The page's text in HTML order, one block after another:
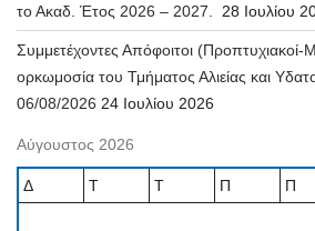
το Ακαδ. Έτος 2026 – 2027.
28 Ιουλίου
Συμμετέχοντες Απόφοιτοι (Προπτυχιακοί-
ορκωμοσία του Τμήματος Αλιείας και
06/08/2026 24 Ιουλίου 2026
Αύγουστος 2026
Δ Τ Τ Π Π